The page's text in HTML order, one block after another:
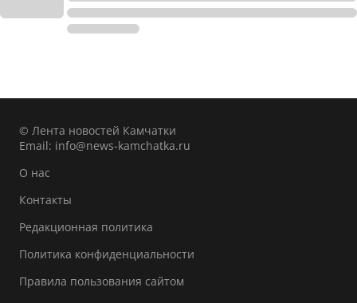
© Лента новостей Камчатки
Email: info@news-kamchatka.ru
О нас
Контакты
Редакционная политика
Политика конфиденциальности
Правила пользования сайтом